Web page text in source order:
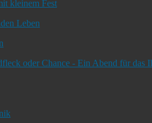
kleinem Fest
Leben
oder Chance - Ein Abend für das